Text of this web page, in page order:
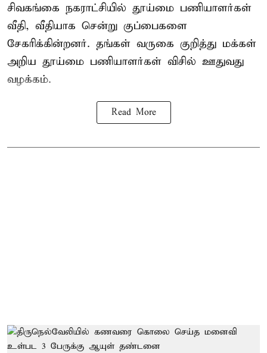
சிவகங்கை நகராட்சியில் தூய்மை பணியாளர்கள்
வீதி, வீதியாக சென்று குப்பைகளை
சேகரிக்கின்றனர். தங்கள் வருகை குறித்து மக்கள்
அறிய தூய்மை பணியாளர்கள் விசில் ஊதுவது
வழக்கம்.
Read More